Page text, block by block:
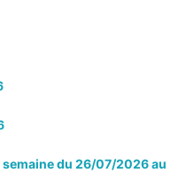
du 26/07/2026 au